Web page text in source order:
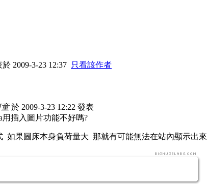
2009-3-23 12:37 只看該作者
童於 2009-3-23 12:22 發表
用插入圖片功能不好嗎?
如果圖床本身負荷量大 那就有可能無法在站內顯示出來